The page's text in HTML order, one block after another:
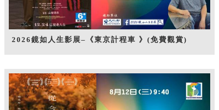
2026鏡如人生影展–《東京計程車 》(免費觀賞)